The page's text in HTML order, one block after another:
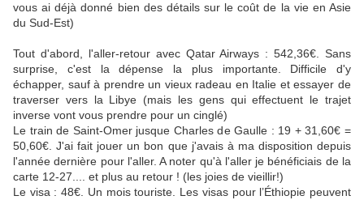
vous ai déjà donné bien des détails sur le coût de la vie en Asie
du Sud-Est)
Tout d'abord, l'aller-retour avec Qatar Airways : 542,36€. Sans
surprise, c'est la dépense la plus importante. Difficile d'y
échapper, sauf à prendre un vieux radeau en Italie et essayer de
traverser vers la Libye (mais les gens qui effectuent le trajet
inverse vont vous prendre pour un cinglé)
Le train de Saint-Omer jusque Charles de Gaulle : 19 + 31,60€ =
50,60€. J'ai fait jouer un bon que j'avais à ma disposition depuis
l'année dernière pour l'aller. A noter qu'à l'aller je bénéficiais de la
carte 12-27.... et plus au retour ! (les joies de vieillir!)
Le visa : 48€. Un mois touriste. Les visas pour l’Éthiopie peuvent